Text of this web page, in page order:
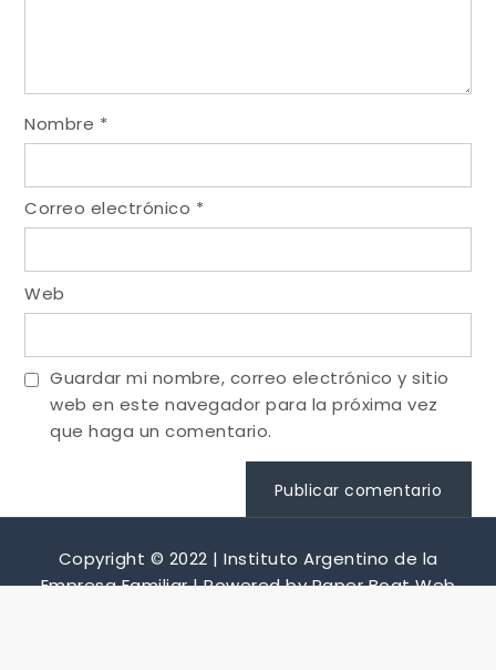
Nombre *
Correo electrónico *
Web
Guardar mi nombre, correo electrónico y sitio
web en este navegador para la próxima vez
que haga un comentario.
Copyright © 2022 | Instituto Argentino de la
Empresa Familiar |Powered by Paper Boat Web